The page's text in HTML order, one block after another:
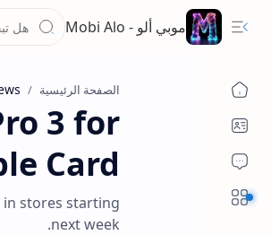
موبي ألو - Mobi Alo
الصفحة الرئيسية
3 for
Card
in stores starting
next week.